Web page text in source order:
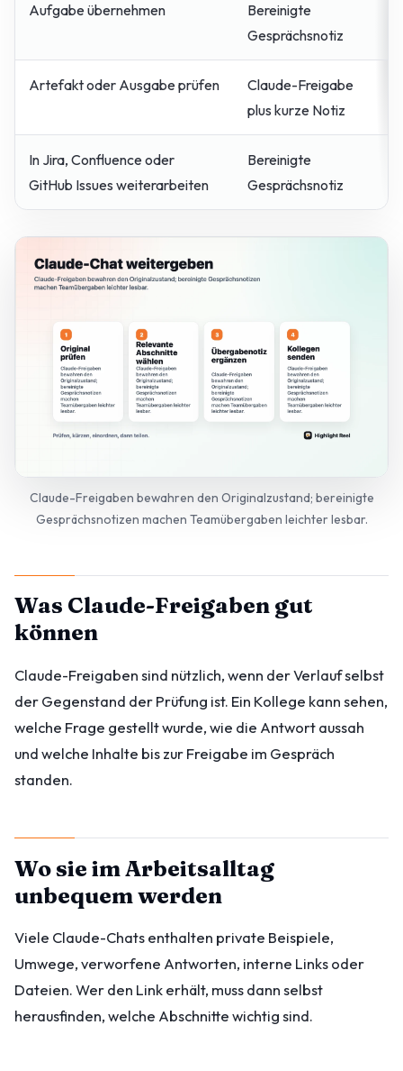
Aufgabe übernehmen
Bereinigte
Gesprächsnotiz
Artefakt oder Ausgabe prüfen
Claude-Freigabe
plus kurze Notiz
In Jira, Confluence oder
GitHub Issues weiterarbeiten
Bereinigte
Gesprächsnotiz
Claude-Freigaben bewahren den Originalzustand; bereinigte
Gesprächsnotizen machen Teamübergaben leichter lesbar.
Was Claude-Freigaben gut
können
Claude-Freigaben sind nützlich, wenn der Verlauf selbst
der Gegenstand der Prüfung ist. Ein Kollege kann sehen,
welche Frage gestellt wurde, wie die Antwort aussah
und welche Inhalte bis zur Freigabe im Gespräch
standen.
Wo sie im Arbeitsalltag
unbequem werden
Viele Claude-Chats enthalten private Beispiele,
Umwege, verworfene Antworten, interne Links oder
Dateien. Wer den Link erhält, muss dann selbst
herausfinden, welche Abschnitte wichtig sind.